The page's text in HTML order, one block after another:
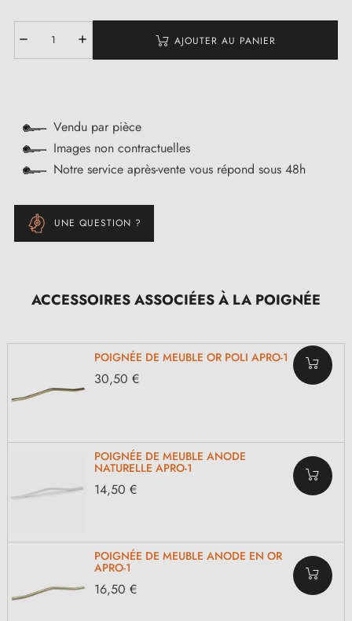
AJOUTER AU PANIER
Vendu par pièce
Images non contractuelles
Notre service après-vente vous répond sous 48h
UNE QUESTION ?
ACCESSOIRES ASSOCIÉES À LA POIGNÉE
POIGNÉE DE MEUBLE OR POLI APRO-1
30,50 €
POIGNÉE DE MEUBLE ANODE
NATURELLE APRO-1
14,50 €
POIGNÉE DE MEUBLE ANODE EN OR
APRO-1
16,50 €